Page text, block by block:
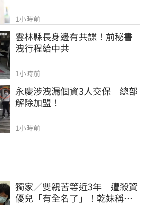
1小時前
雲林縣長身邊有共諜！前秘書
洩行程給中共
1小時前
永慶涉洩漏個資3人交保　總部
解除加盟！
1小時前
獨家／雙親苦等近3年 遭殺資
優兒「有全名了」！乾妹稱賠